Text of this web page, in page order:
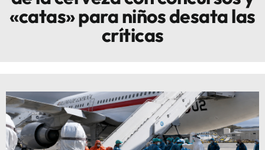
«catas» para niños desata las
críticas